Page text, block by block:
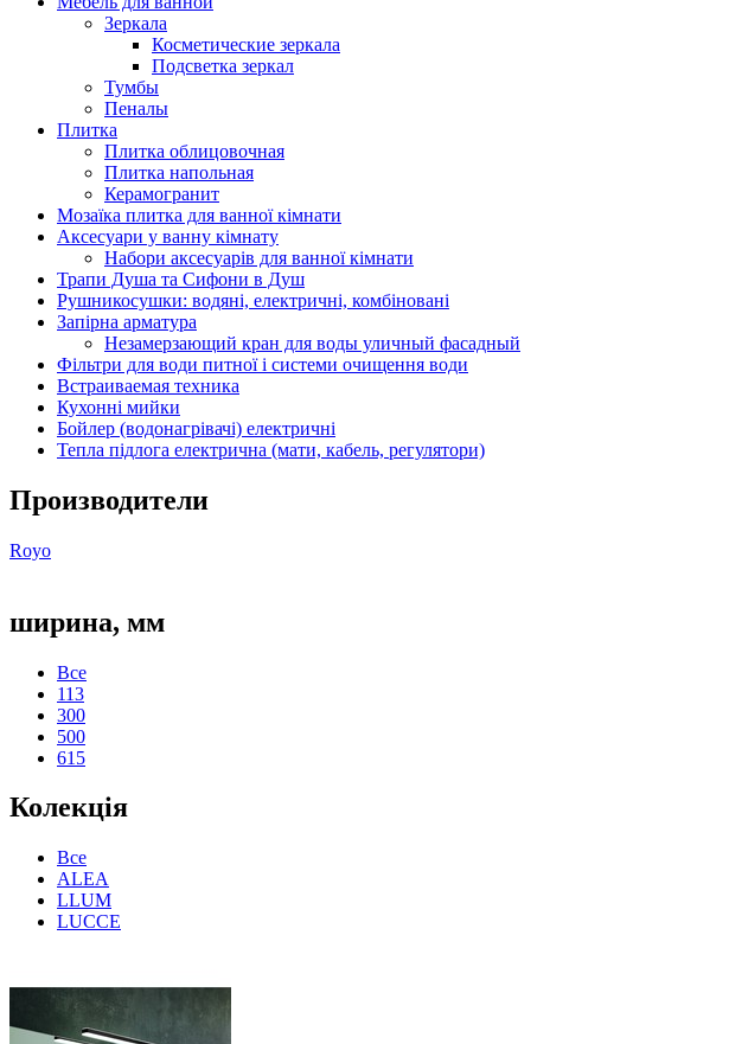
Зеркала
Косметические зеркала
Подсветка зеркал
Тумбы
Пеналы
Плитка
Плитка облицовочная
Плитка напольная
Керамогранит
Мозаїка плитка для ванної кімнати
Аксесуари у ванну кімнату
Набори аксесуарів для ванної кімнати
Трапи Душа та Сифони в Душ
Рушникосушки: водяні, електричні, комбіновані
Запірна арматура
Незамерзающий кран для воды уличный фасадный
Фільтри для води питної і системи очищення води
Встраиваемая техника
Кухонні мийки
Бойлер (водонагрівачі) електричні
Тепла підлога електрична (мати, кабель, регулятори)
Производители
Royo
ширина, мм
Все
113
300
500
615
Колекція
Все
ALEA
LLUM
LUCCE